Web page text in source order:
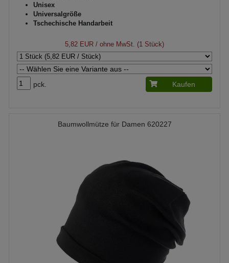
Unisex
Universalgröße
Tschechische Handarbeit
5,82 EUR / ohne MwSt. (1 Stück)
pck. Kaufen
Baumwollmütze für Damen 620227